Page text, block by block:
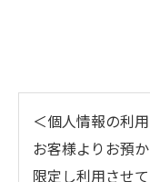
＜個人情報の利
お客様よりお預
限定し利用させて